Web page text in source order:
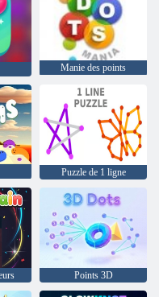
Manie des points
Puzzle de 1 ligne
Points 3D